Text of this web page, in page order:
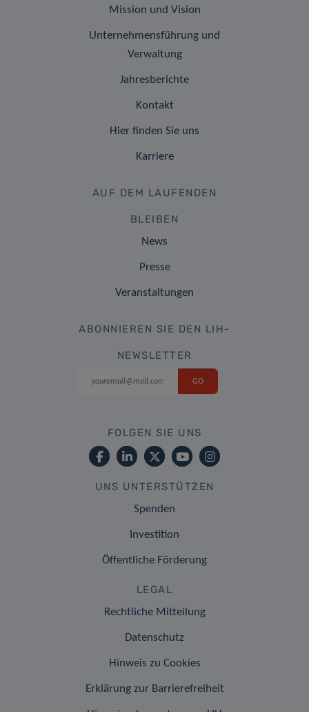
Mission und Vision
Unternehmensführung und
Verwaltung
Jahresberichte
Kontakt
Hier finden Sie uns
Karriere
AUF DEM LAUFENDEN
BLEIBEN
News
Presse
Veranstaltungen
ABONNIEREN SIE DEN LIH-
NEWSLETTER
FOLGEN SIE UNS
UNS UNTERSTÜTZEN
Spenden
Investition
Öffentliche Förderung
LEGAL
Rechtliche Mitteilung
Datenschutz
Hinweis zu Cookies
Erklärung zur Barrierefreiheit